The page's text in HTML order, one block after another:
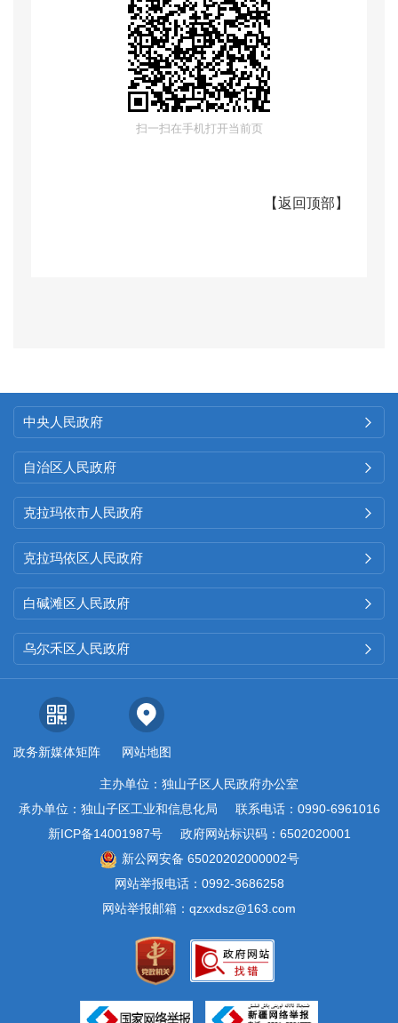
扫一扫在手机打开当前页
【返回顶部 】
中央人民政府 
自治区人民政府 
克拉玛依市人民政府 
克拉玛依区人民政府 
白碱滩区人民政府 
乌尔禾区人民政府 
政务新媒体矩阵 网站地图
主办单位：独山子区人民政府办公室
承办单位：独山子区工业和信息化局
联系电话：0990-6961016
新ICP备14001987号
政府网站标识码：6502020001
新公网安备 65020202000002号
网站举报电话：0992-3686258
网站举报邮箱：qzxxdsz@163.com